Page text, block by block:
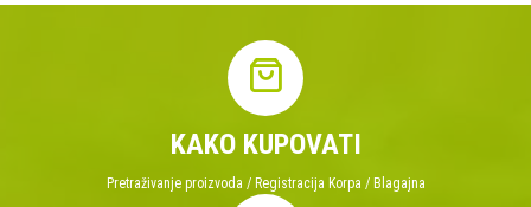
KAKO KUPOVATI
Pretraživanje proizvoda / Registracija Korpa / Blagajna